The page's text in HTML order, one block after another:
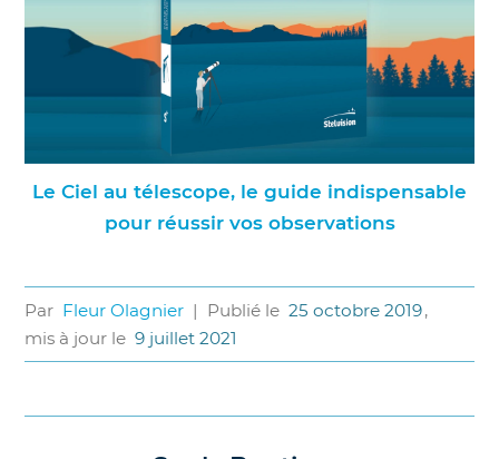
Le Ciel au télescope, le guide indispensable
pour réussir vos observations
Par Fleur Olagnier | Publié le 25 octobre 2019,
mis à jour le 9 juillet 2021